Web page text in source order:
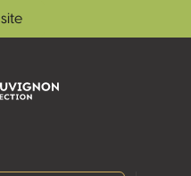
résultats